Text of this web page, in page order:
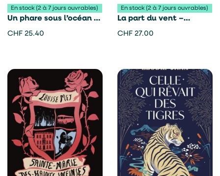
En stock (2 à 7 jours ouvrables)
Un phare sous l’océan –
Camille Brunel
CHF 25.40
En stock (2 à 7 jours ouvrables)
La part du vent –
Nathalie Bernard
CHF 27.00